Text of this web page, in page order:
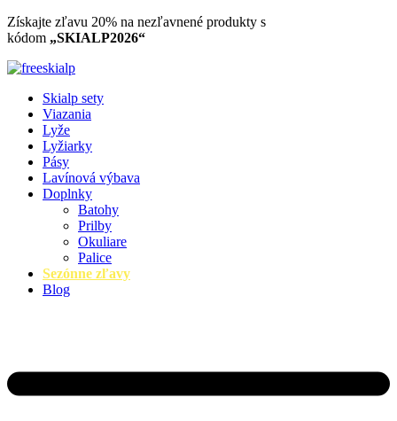
Preskočiť
na
Získajte zľavu 20% na nezľavnené produkty​ s
kódom „SKIALP2026“
Skialp sety
Viazania
Lyže
Lyžiarky
Pásy
Lavínová výbava
Doplnky
Batohy
Prilby
Okuliare
Palice
Sezónne zľavy
Blog